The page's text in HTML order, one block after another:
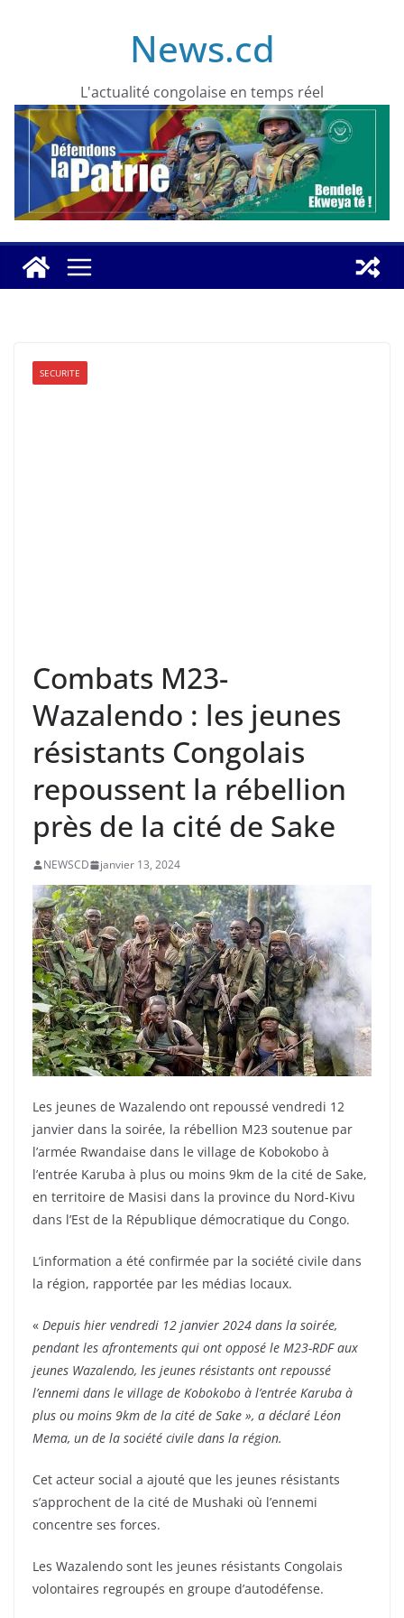
News.cd
L'actualité congolaise en temps réel
SECURITE
Combats M23-
Wazalendo : les jeunes
résistants Congolais
repoussent la rébellion
près de la cité de Sake
NEWSCD janvier 13, 2024
Les jeunes de Wazalendo ont repoussé vendredi 12
janvier dans la soirée, la rébellion M23 soutenue par
l’armée Rwandaise dans le village de Kobokobo à
l’entrée Karuba à plus ou moins 9km de la cité de Sake,
en territoire de Masisi dans la province du Nord-Kivu
dans l’Est de la République démocratique du Congo.
L’information a été confirmée par la société civile dans
la région, rapportée par les médias locaux.
« Depuis hier vendredi 12 janvier 2024 dans la soirée,
pendant les afrontements qui ont opposé le M23-RDF aux
jeunes Wazalendo, les jeunes résistants ont repoussé
l’ennemi dans le village de Kobokobo à l’entrée Karuba à
plus ou moins 9km de la cité de Sake », a déclaré Léon
Mema, un de la société civile dans la région.
Cet acteur social a ajouté que les jeunes résistants
s’approchent de la cité de Mushaki où l’ennemi
concentre ses forces.
Les Wazalendo sont les jeunes résistants Congolais
volontaires regroupés en groupe d’autodéfense.